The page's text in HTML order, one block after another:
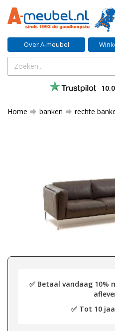
Over A-meubel
Home banken rechte
✅ Betaal vandaag 10%
✅ Tot 10